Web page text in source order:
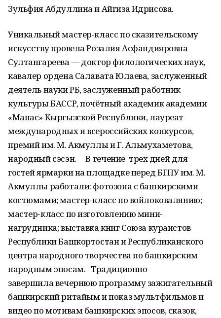
Зульфия Абдуллина и Айгиза Идрисова.
Уникальный мастер-класс по сказительскому
искусству провела Розалия Асфандияровна
Султангареева — доктор филологических наук,
кавалер ордена Салавата Юлаева, заслуженный
деятель науки РБ, заслуженный работник
культуры БАССР, почётный академик академии
«Манас» Кыргызской Республики, лауреат
международных и всероссийских конкурсов,
премий им. М. Акмуллы и Г. Альмухаметова,
народный сэсэн. В течение трех дней для
гостей ярмарки на площадке перед БГПУ им. М.
Акмуллы работали: фотозона с башкирскими
костюмами; мастер-класс по войлоковалянию;
мастер-класс по изготовлению мини-
нагрудника; выставка книг Союза кураистов
Республики Башкортостан и Республиканского
центра народного творчества по башкирским
народным эпосам. Традиционно
завершила вечернюю программу зажигательный
башкирский ритайым и показ мультфильмов и
видео по мотивам башкирских эпосов, сказок,